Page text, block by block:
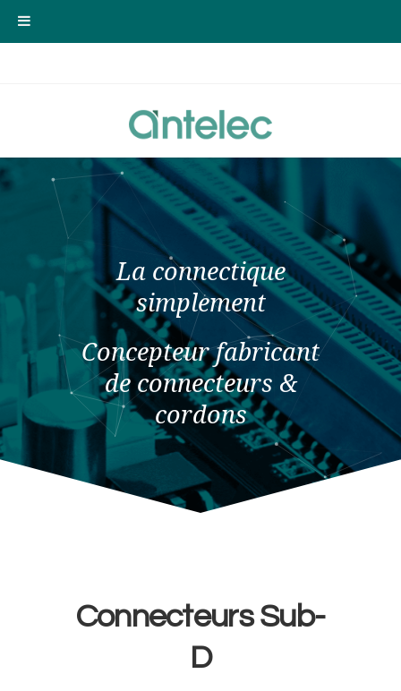
La connectique
simplement
Concepteur fabricant
de connecteurs &
cordons
Connecteurs Sub-
D